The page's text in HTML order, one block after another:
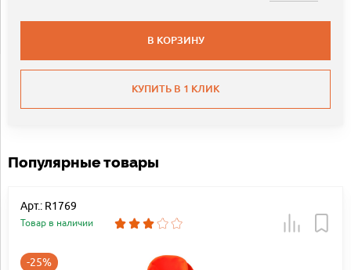
В КОРЗИНУ
КУПИТЬ В 1 КЛИК
Популярные товары
Арт.: R1769
Товар в наличии
-25%